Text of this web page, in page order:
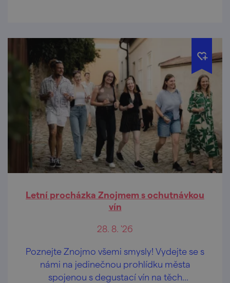
Letní procházka Znojmem s ochutnávkou
vín
28. 8. '26
Poznejte Znojmo všemi smysly! Vydejte se s
námi na jedinečnou prohlídku města
spojenou s degustací vín na těch